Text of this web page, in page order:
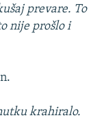
prevare. To
nije prošlo i
krahiralo.